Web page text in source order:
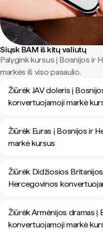
Siųsk BAM iš kitų valiutų
Palygink kursus į Bosnijos ir
markės iš viso pasaulio.
Žiūrėk JAV doleris į
konvertuojamoji markė
Žiūrėk Euras į Bosnijos ir
markė kursus
Žiūrėk Didžiosios
Hercegovinos
Žiūrėk Armėnijos dramas
konvertuojamoji markė